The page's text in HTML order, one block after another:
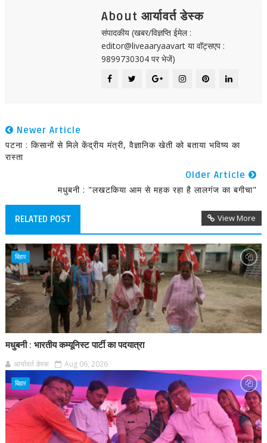
About आर्यावर्त डेस्क
संपादकीय (खबर/विज्ञप्ति ईमेल :
editor@liveaaryaavart या वॉट्सएप :
9899730304 पर भेजें)
Newer Article
पटना : किसानों से मिले केंद्रीय मंत्री, वैज्ञानिक खेती को बताया भविष्य का
रास्ता
Older Article
मधुबनी : "लखटकिया आम से महक रहा है लालगंज का बगीचा"
RELATED POST View More
बिहार
मधुबनी : भारतीय कम्यूनिस्ट पार्टी का पदयात्रा
आर्यावर्त डेस्क Aug 06, 2026
बिहार